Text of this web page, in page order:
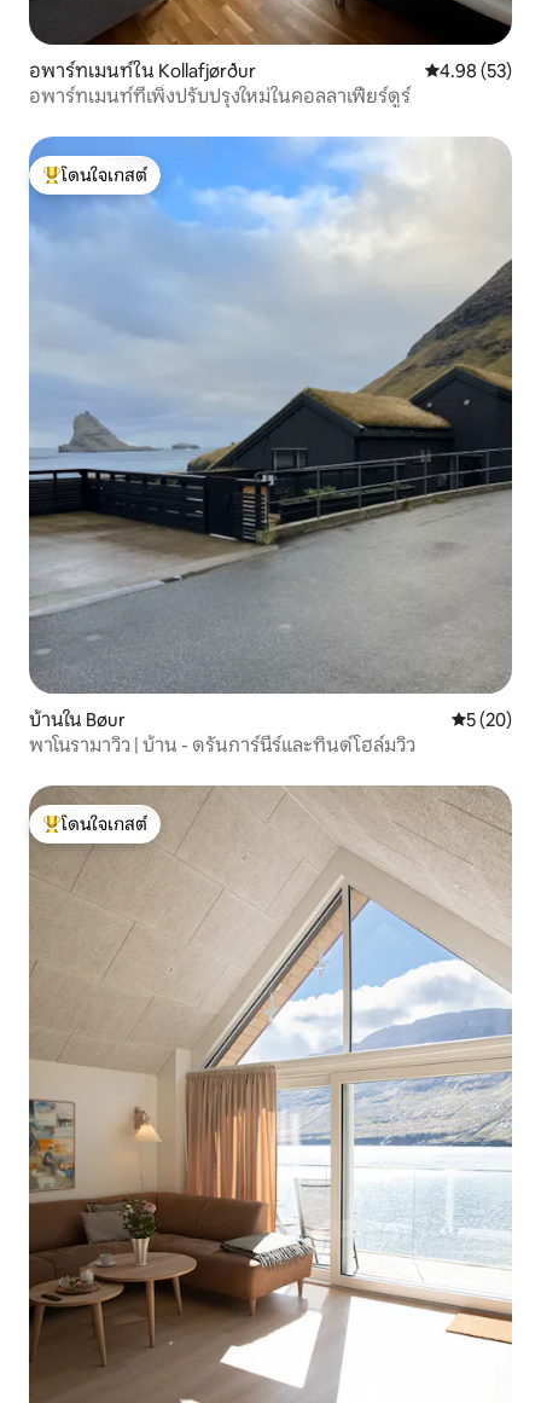
อพาร์ทเมนท์ใน Kollafjørður คะแนนเฉลี่ย
4.98 (53)
อพาร์ทเมนท์ที่เพิ่งปรับปรุงใหม่ในคอลลาเฟียร์ดูร์
โดนใจเกสต์ที่สุด
โดนใจเกสต์
บ้านใน Bøur คะแนนเฉลี่
5 (20)
พาโนรามาวิว | บ้าน - ดรันการ์นีร์และทินด์โฮล์มวิว
โดนใจเกสต์ที่สุด
โดนใจเกสต์